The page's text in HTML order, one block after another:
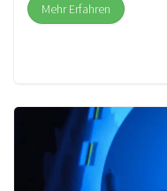
Mehr Erfahren